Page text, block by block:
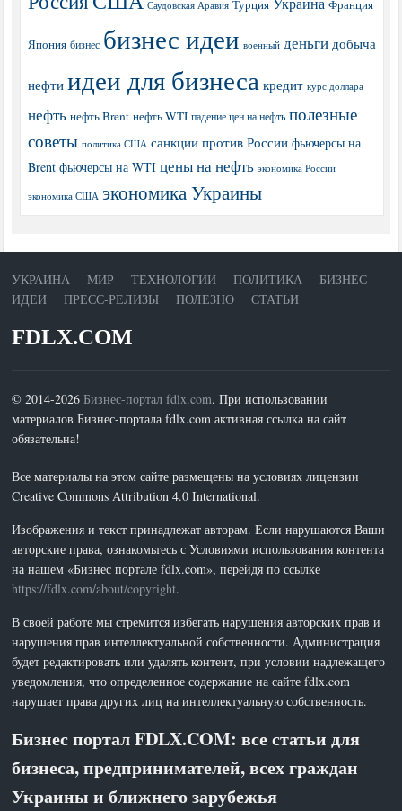
Саудовская Аравия Турция Франция
Япония бизнес бизнес идеи военный деньги добыча
нефти идеи для бизнеса кредит курс доллара
нефть нефть Brent нефть WTI падение цен на нефть полезные
советы политика США санкции против России фьючерсы на
Brent фьючерсы на WTI цены на нефть экономика России
экономика США экономика Украины
УКРАИНА МИР ТЕХНОЛОГИИ ПОЛИТИКА
БИЗНЕС
ИДЕИ
ПРЕСС-РЕЛИЗЫ ПОЛЕЗНО СТАТЬИ
FDLX.COM
© 2014-2026Бизнес-портал fdlx.com. При использовании
материалов Бизнес-портала fdlx.com активная ссылка на сайт
обязательна!
Все материалы на этом сайте размещены на условиях лицензии
Creative Commons Attribution 4.0 International.
Изображения и текст принадлежат авторам. Если нарушаются Ваши
авторские права, ознакомьтесь с Условиями использования контента
на нашем «Бизнес портале fdlx.com», перейдя по ссылке
https://fdlx.com/about/copyright.
В своей работе мы стремится избегать нарушения авторских прав и
нарушения прав интеллектуальной собственности. Администрация
будет редактировать или удалять контент, при условии надлежащего
уведомления, что определенное содержание на сайте fdlx.com
нарушает права других лиц на интеллектуальную собственность.
Бизнес портал FDLX.COM: все статьи для
бизнеса, предпринимателей, всех граждан
Украины и ближнего зарубежья